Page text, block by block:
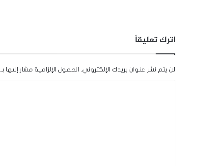
اترك تعليقاً
لن يتم نشر عنوان بريدك الإلكتروني. الحقول الإلزامية مشار إليها بـ